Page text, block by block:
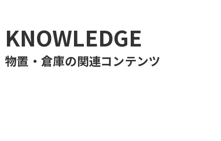
KNOWLEDGE
物置・倉庫の関連コンテンツ